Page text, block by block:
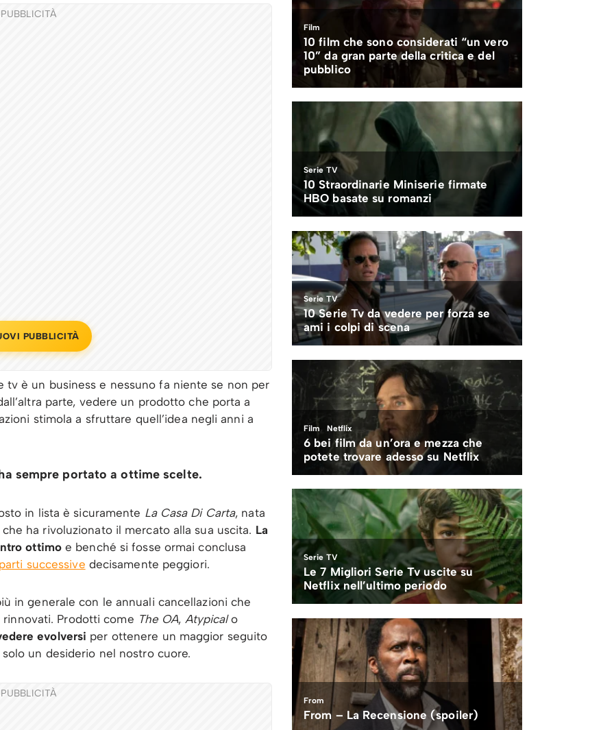
PUBBLICITÀ
PUBBLICITÀ
tv è un business e nessuno fa niente se non per
parte, vedere un prodotto che porta a
stimola a sfruttare quell’idea negli anni a
sempre portato a ottime scelte.
in lista è sicuramente La Casa Di Carta, nata
ha rivoluzionato il mercato alla sua uscita. La
ottimoe benché si fosse ormai conclusa
successive decisamente peggiori.
in generale con le annuali cancellazioni che
Prodotti come The OA, Atypicalo
evolversi per ottenere un maggior seguito
un desiderio nel nostro cuore.
PUBBLICITÀ